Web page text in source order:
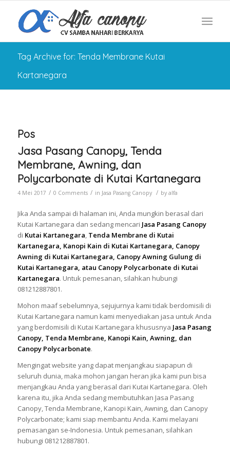
Tag Archive for: Tenda Membrane Kutai
Kartanegara
Pos
Jasa Pasang Canopy, Tenda
Membrane, Awning, dan
Polycarbonate di Kutai Kartanegara
4 Mei 2017 / 0 Comments / in Jasa Pasang Canopy / by alfa
Jika Anda sampai di halaman ini, Anda mungkin berasal dari
Kutai Kartanegara dan sedang mencari Jasa Pasang Canopy
di Kutai Kartanegara, Tenda Membrane di Kutai
Kartanegara, Kanopi Kain di Kutai Kartanegara, Canopy
Awning di Kutai Kartanegara, Canopy Awning Gulung di
Kutai Kartanegara, atau Canopy Polycarbonate di Kutai
Kartanegara. Untuk pemesanan, silahkan hubungi
081212887801.
Mohon maaf sebelumnya, sejujurnya kami tidak berdomisili di
Kutai Kartanegara namun kami menyediakan jasa untuk Anda
yang berdomisili di Kutai Kartanegara khususnya Jasa Pasang
Canopy, Tenda Membrane, Kanopi Kain, Awning, dan
Canopy Polycarbonate.
Mengingat website yang dapat menjangkau siapapun di
seluruh dunia, maka mohon jangan heran jika kami pun bisa
menjangkau Anda yang berasal dari Kutai Kartanegara. Oleh
karena itu, jika Anda sedang membutuhkan Jasa Pasang
Canopy, Tenda Membrane, Kanopi Kain, Awning, dan Canopy
Polycarbonate; kami siap membantu Anda. Kami melayani
pemasangan se-Indonesia. Untuk pemesanan, silahkan
hubungi 081212887801.